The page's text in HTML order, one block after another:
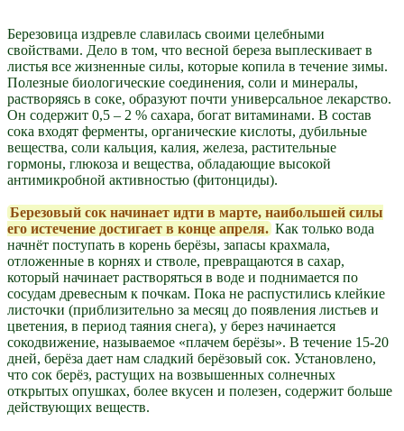
Березовица издревле славилась своими целебными
свойствами. Дело в том, что весной береза выплескивает в
листья все жизненные силы, которые копила в течение зимы.
Полезные биологические соединения, соли и минералы,
растворяясь в соке, образуют почти универсальное лекарство.
Он содержит 0,5 – 2 % сахара, богат витаминами. В состав
сока входят ферменты, органические кислоты, дубильные
вещества, соли кальция, калия, железа, растительные
гормоны, глюкоза и вещества, обладающие высокой
антимикробной активностью (фитонциды).
Березовый сок начинает идти в марте, наибольшей силы
его истечение достигает в конце апреля. Как только вода
начнёт поступать в корень берёзы, запасы крахмала,
отложенные в корнях и стволе, превращаются в сахар,
который начинает растворяться в воде и поднимается по
сосудам древесным к почкам. Пока не распустились клейкие
листочки (приблизительно за месяц до появления листьев и
цветения, в период таяния снега), у берез начинается
сокодвижение, называемое «плачем берёзы». В течение 15-20
дней, берёза дает нам сладкий берёзовый сок. Установлено,
что сок берёз, растущих на возвышенных солнечных
открытых опушках, более вкусен и полезен, содержит больше
действующих веществ.